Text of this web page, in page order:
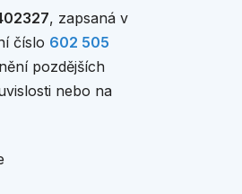
, zapsaná v
číslo 602 505
pozdějších
nebo na